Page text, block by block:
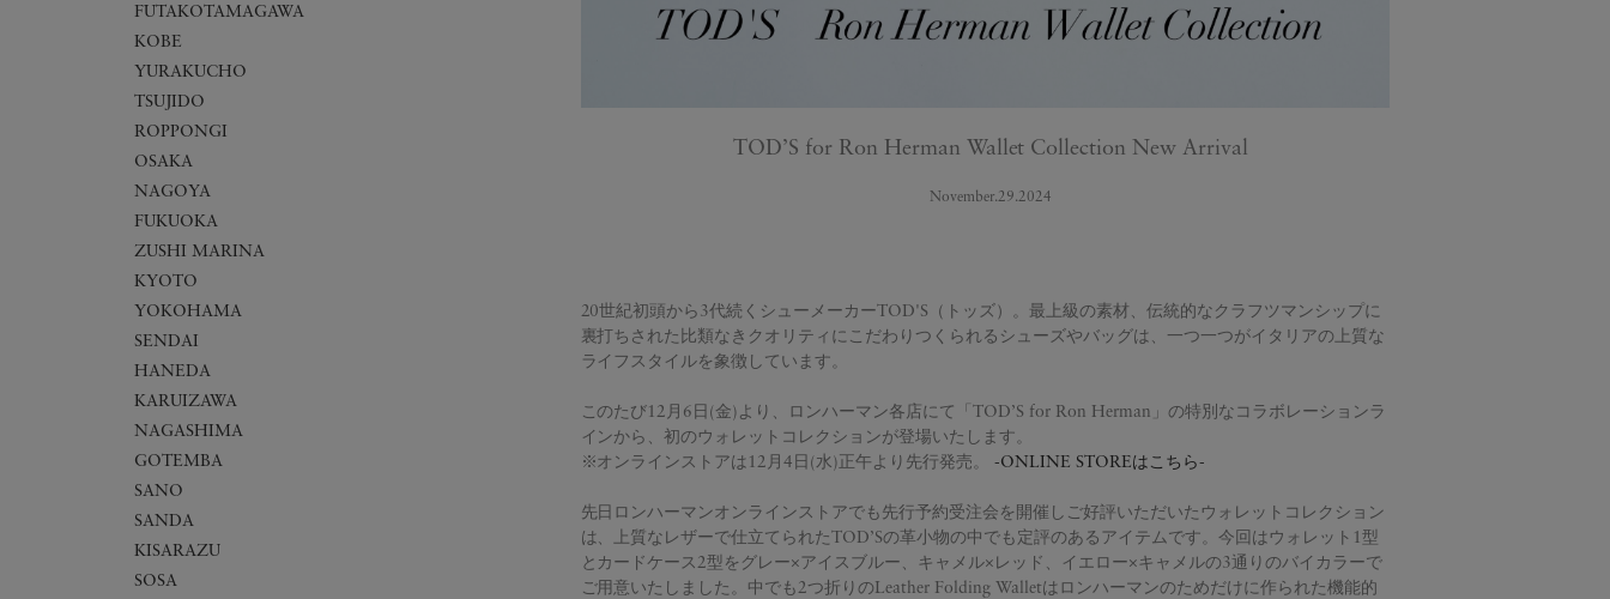
FUTAKOTAMAGAWA
KOBE
YURAKUCHO
TSUJIDO
ROPPONGI
OSAKA
NAGOYA
FUKUOKA
ZUSHI MARINA
KYOTO
YOKOHAMA
SENDAI
HANEDA
KARUIZAWA
NAGASHIMA
GOTEMBA
SANO
SANDA
KISARAZU
SOSA
TOD’S for Ron Herman Wallet Collection New Arrival
November.29.2024
20世紀初頭から3代続くシューメーカーTOD'S（トッズ）。最上級の素材、伝統的なクラフツマンシップに
裏打ちされた比類なきクオリティにこだわりつくられるシューズやバッグは、一つ一つがイタリアの上質な
ライフスタイルを象徴しています。
このたび12月6日(金)より、ロンハーマン各店にて「TOD’S for Ron Herman」の特別なコラボレーションラ
インから、初のウォレットコレクションが登場いたします。
※オンラインストアは12月4日(水)正午より先行発売。
-ONLINE STOREはこちら-
先日ロンハーマンオンラインストアでも先行予約受注会を開催しご好評いただいたウォレットコレクション
は、上質なレザーで仕立てられたTOD’Sの革小物の中でも定評のあるアイテムです。今回はウォレット1型
とカードケース2型をグレー×アイスブルー、キャメル×レッド、イエロー×キャメルの3通りのバイカラーで
ご用意いたしました。中でも2つ折りのLeather Folding Walletはロンハーマンのためだけに作られた機能的